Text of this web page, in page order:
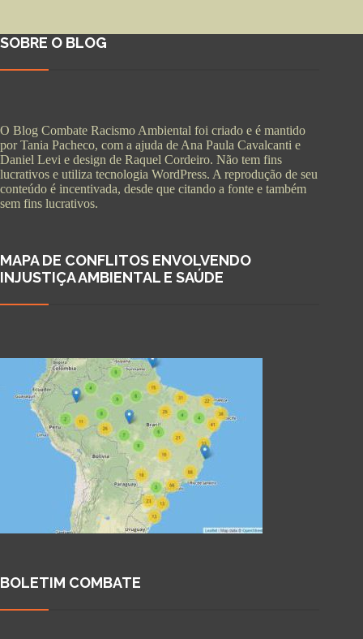
SOBRE O BLOG
O Blog Combate Racismo Ambiental foi criado e é mantido
por Tania Pacheco, com a ajuda de Ana Paula Cavalcanti e
Daniel Levi e design de Raquel Cordeiro. Não tem fins
lucrativos e utiliza tecnologia WordPress. A reprodução de seu
conteúdo é incentivada, desde que citando a fonte e também
sem fins lucrativos.
MAPA DE CONFLITOS ENVOLVENDO
INJUSTIÇA AMBIENTAL E SAÚDE
BOLETIM COMBATE